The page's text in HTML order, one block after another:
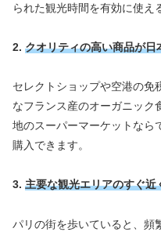
られた観光時間を有効に使え
2. クオリティの高い商品が
セレクトショップや空港の免
なフランス産のオーガニック
地のスーパーマーケットなら
購入できます。
3. 主要な観光エリアのすぐ近
パリの街を歩いていると、頻